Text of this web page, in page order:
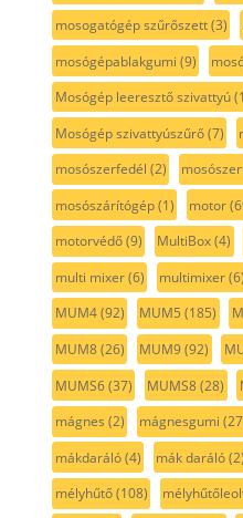
mosogatógép szűrőszett(3)
mosógépablakgumi (9)
Mosógép leeresztő szivattyú
Mosógép szivattyúszűrő(7)
mosószerfedél (2)
mosószárítógép(1) motor
motorvédő(9) MultiBox(4)
multi mixer(6) multimixer(6)
MUM4(92) MUM5 (185)
MUM8(26) MUM9(92)
MUMS6(37) MUMS8(28)
mágnes (2) mágnesgumi
mákdaráló(4) mák daráló(2)
mélyhűtő(108)